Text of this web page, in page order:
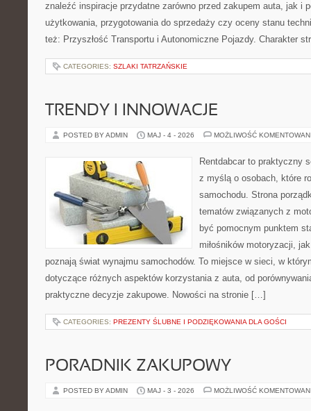
znaleźć inspiracje przydatne zarówno przed zakupem auta, jak i
użytkowania, przygotowania do sprzedaży czy oceny stanu
też: Przyszłość Transportu i Autonomiczne Pojazdy. Charakter
CATEGORIES: SZLAKI TATRZAŃSKIE
TRENDY I INNOWACJE
POSTED BY ADMIN MAJ - 4 - 2026 MOŻLIWOŚĆ
Rentdabcar to praktyczny
z myślą o osobach, które
samochodu. Strona
tematów związanych z
być pomocnym punktem
miłośników motoryzacji,
poznają świat wynajmu samochodów. To miejsce w sieci, w
dotyczące różnych aspektów korzystania z auta, od
praktyczne decyzje zakupowe. Nowości na stronie […]
CATEGORIES: PREZENTY ŚLUBNE I PODZIĘKOWANIA DLA GOŚCI
PORADNIK ZAKUPOWY
POSTED BY ADMIN MAJ - 3 - 2026 MOŻLIWOŚĆ